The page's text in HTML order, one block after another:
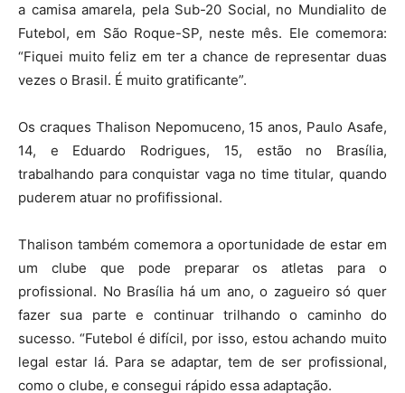
a camisa amarela, pela Sub-20 Social, no Mundialito de
Futebol, em São Roque-SP, neste mês. Ele comemora:
“Fiquei muito feliz em ter a chance de representar duas
vezes o Brasil. É muito gratificante”.
Os craques Thalison Nepomuceno, 15 anos, Paulo Asafe,
14, e Eduardo Rodrigues, 15, estão no Brasília,
trabalhando para conquistar vaga no time titular, quando
puderem atuar no profifissional.
Thalison também comemora a oportunidade de estar em
um clube que pode preparar os atletas para o
profissional. No Brasília há um ano, o zagueiro só quer
fazer sua parte e continuar trilhando o caminho do
sucesso. “Futebol é difícil, por isso, estou achando muito
legal estar lá. Para se adaptar, tem de ser profissional,
como o clube, e consegui rápido essa adaptação.